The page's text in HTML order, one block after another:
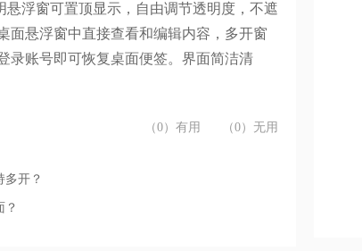
浮窗可置顶显示，自由调节透明度，不遮
面悬浮窗中直接查看和编辑内容，多开窗
录账号即可恢复桌面便签。界面简洁清
（0）有用 （0）无用
多开？
？